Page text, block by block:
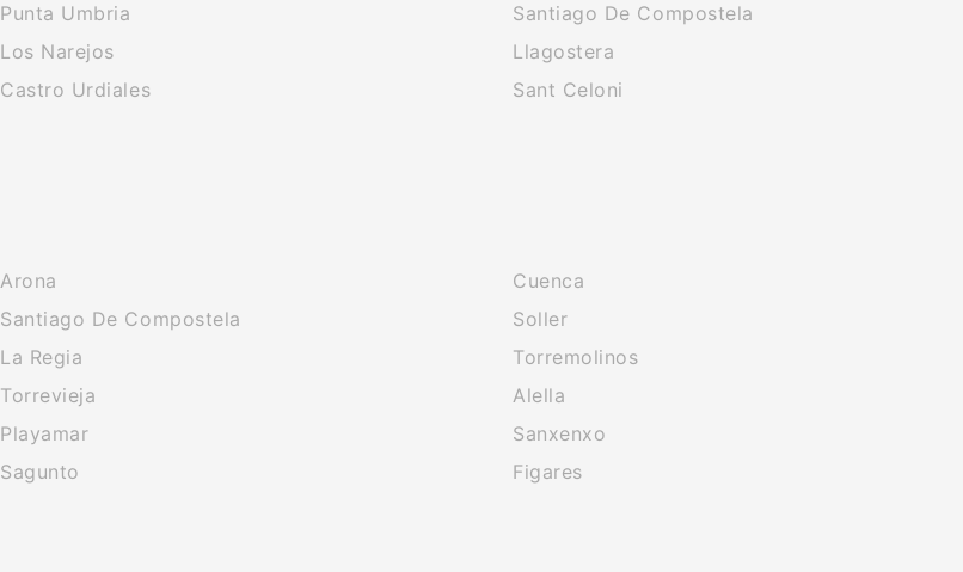
Punta Umbria
Los Narejos
Castro Urdiales
Santiago De Compostela
Llagostera
Sant Celoni
Arona
Santiago De Compostela
La Regia
Torrevieja
Playamar
Sagunto
Cuenca
Soller
Torremolinos
Alella
Sanxenxo
Figares